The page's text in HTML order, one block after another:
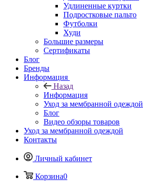
Удлиненные куртки
Подростковые пальто
Футболки
Худи
Большие размеры
Сертификаты
Блог
Бренды
Информация
Назад
Информация
Уход за мембранной одеждой
Блог
Видео обзоры товаров
Уход за мембранной одеждой
Контакты
Личный кабинет
Корзина0